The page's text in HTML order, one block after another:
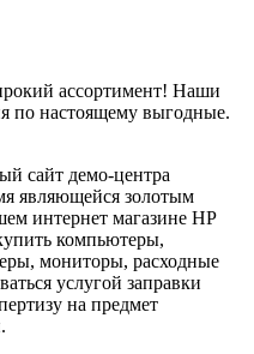
ассортимент! Наши
по настоящему выгодные.
сайт демо-центра
являющейся золотым
интернет магазине HP
компьютеры,
мониторы, расходные
услугой заправки
на предмет